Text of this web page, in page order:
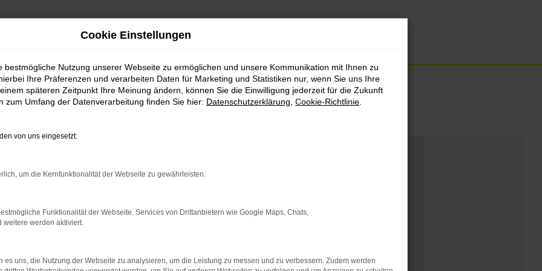
Cookie Einstellungen
bestmögliche Nutzung unserer Webseite zu ermöglichen und unsere Kommunikation mit Ihnen zu
Ihre Präferenzen und verarbeiten Daten für Marketing und Statistiken nur, wenn Sie uns Ihre
späteren Zeitpunkt Ihre Meinung ändern, können Sie die Einwilligung jederzeit für die Zukunft
zum Umfang der Datenverarbeitung finden Sie hier: Datenschutzerklärung Cookie-Richtlinie
von uns eingesetzt:
um die Kernfunktionalität der Webseite zu gewährleisten.
Funktionalität der Webseite. Services von Drittanbietern wie Google Maps, Chats,
weitere werden aktiviert.
es uns, die Nutzung der Webseite zu analysieren, um die Leistung zu messen und zu verbessern. Zudem werden